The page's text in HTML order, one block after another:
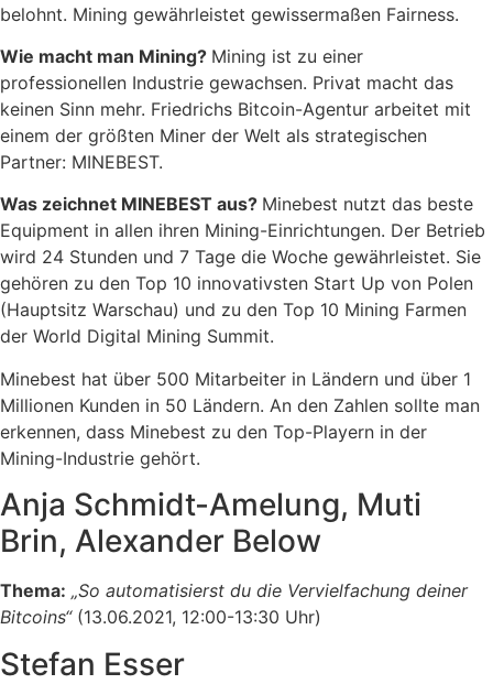
belohnt. Mining gewährleistet gewissermaßen Fairness.
Wie macht man Mining? Mining ist zu einer
professionellen Industrie gewachsen. Privat macht das
keinen Sinn mehr. Friedrichs Bitcoin-Agentur arbeitet mit
einem der größten Miner der Welt als strategischen
Partner: MINEBEST.
Was zeichnet MINEBEST aus? Minebest nutzt das beste
Equipment in allen ihren Mining-Einrichtungen. Der Betrieb
wird 24 Stunden und 7 Tage die Woche gewährleistet. Sie
gehören zu den Top 10 innovativsten Start Up von Polen
(Hauptsitz Warschau) und zu den Top 10 Mining Farmen
der World Digital Mining Summit.
Minebest hat über 500 Mitarbeiter in Ländern und über 1
Millionen Kunden in 50 Ländern. An den Zahlen sollte man
erkennen, dass Minebest zu den Top-Playern in der
Mining-Industrie gehört.
Anja Schmidt-Amelung, Muti
Brin, Alexander Below
Thema: „So automatisierst du die Vervielfachung deiner
Bitcoins“(13.06.2021, 12:00-13:30 Uhr)
Stefan Esser